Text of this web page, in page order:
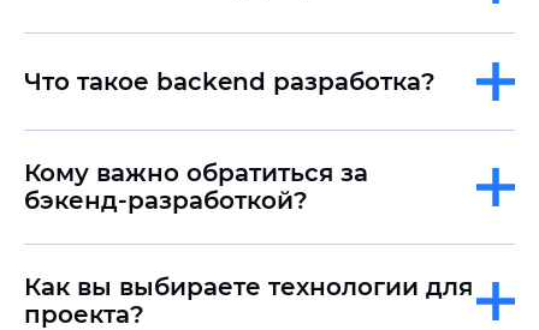
Что такое backend разработка?
Кому важно обратиться за
бэкенд-разработкой?
Как вы выбираете технологии для
проекта?